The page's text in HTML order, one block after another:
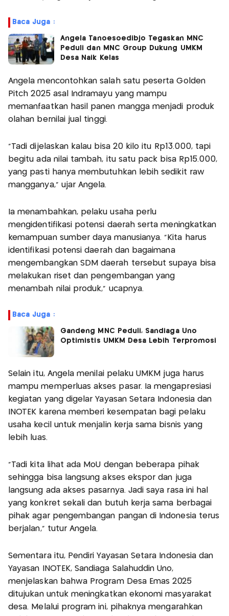
Baca Juga :
Angela Tanoesoedibjo Tegaskan MNC
Peduli dan MNC Group Dukung UMKM
Desa Naik Kelas
Angela mencontohkan salah satu peserta Golden
Pitch 2025 asal Indramayu yang mampu
memanfaatkan hasil panen mangga menjadi produk
olahan bernilai jual tinggi.
"Tadi dijelaskan kalau bisa 20 kilo itu Rp13.000, tapi
begitu ada nilai tambah, itu satu pack bisa Rp15.000,
yang pasti hanya membutuhkan lebih sedikit raw
mangganya," ujar Angela.
Ia menambahkan, pelaku usaha perlu
mengidentifikasi potensi daerah serta meningkatkan
kemampuan sumber daya manusianya. “Kita harus
identifikasi potensi daerah dan bagaimana
mengembangkan SDM daerah tersebut supaya bisa
melakukan riset dan pengembangan yang
menambah nilai produk,” ucapnya.
Baca Juga :
Gandeng MNC Peduli, Sandiaga Uno
Optimistis UMKM Desa Lebih Terpromosi
Selain itu, Angela menilai pelaku UMKM juga harus
mampu memperluas akses pasar. Ia mengapresiasi
kegiatan yang digelar Yayasan Setara Indonesia dan
INOTEK karena memberi kesempatan bagi pelaku
usaha kecil untuk menjalin kerja sama bisnis yang
lebih luas.
“Tadi kita lihat ada MoU dengan beberapa pihak
sehingga bisa langsung akses ekspor dan juga
langsung ada akses pasarnya. Jadi saya rasa ini hal
yang konkret sekali dan butuh kerja sama berbagai
pihak agar pengembangan pangan di Indonesia terus
berjalan,” tutur Angela.
Sementara itu, Pendiri Yayasan Setara Indonesia dan
Yayasan INOTEK, Sandiaga Salahuddin Uno,
menjelaskan bahwa Program Desa Emas 2025
ditujukan untuk meningkatkan ekonomi masyarakat
desa. Melalui program ini, pihaknya mengarahkan